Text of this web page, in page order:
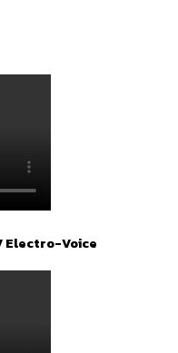
Electro-Voice